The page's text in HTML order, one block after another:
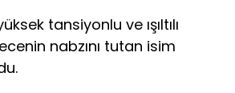
tansiyonlu ve ışıltılı
nabzını tutan isim